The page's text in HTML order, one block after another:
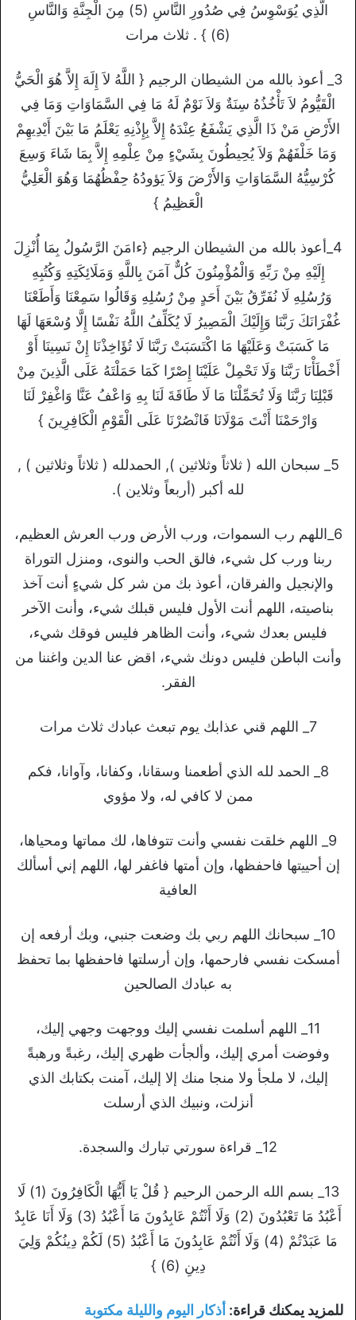
الَّذِي يُوَسْوِسُ فِي صُدُورِ النَّاسِ (5) مِنَ الْجِنَّةِ وَالنَّاسِ
(6) } . ثلاث مرات
3_ أعوذ بالله من الشيطان الرجيم { اللَّهُ لاَ إِلَهَ إِلاَّ هُوَ الْحَيُّ
الْقَيُّومُ لاَ تَأْخُذُهُ سِنَةٌ وَلاَ نَوْمٌ لَهُ مَا فِي السَّمَاوَاتِ وَمَا فِي
الأَرْضِ مَنْ ذَا الَّذِي يَشْفَعُ عِنْدَهُ إِلاَّ بِإِذْنِهِ يَعْلَمُ مَا بَيْنَ أَيْدِيهِمْ
وَمَا خَلْفَهُمْ وَلاَ يُحِيطُونَ بِشَيْءٍ مِنْ عِلْمِهِ إِلاَّ بِمَا شَاءَ وَسِعَ
كُرْسِيُّهُ السَّمَاوَاتِ وَالأَرْضَ وَلاَ يَؤودُهُ حِفْظُهُمَا وَهُوَ الْعَلِيُّ
الْعَظِيمُ }
4_أعوذ بالله من الشيطان الرجيم {ءامَنَ الرَّسُولُ بِمَا أُنْزِلَ
إِلَيْهِ مِنْ رَبِّهِ وَالْمُؤْمِنُونَ كُلٌّ آمَنَ بِاللَّهِ وَمَلَائِكَتِهِ وَكُتُبِهِ
وَرُسُلِهِ لَا نُفَرِّقُ بَيْنَ أَحَدٍ مِنْ رُسُلِهِ وَقَالُوا سَمِعْنَا وَأَطَعْنَا
غُفْرَانَكَ رَبَّنَا وَإِلَيْكَ الْمَصِيرُ لَا يُكَلِّفُ اللَّهُ نَفْسًا إِلَّا وُسْعَهَا لَهَا
مَا كَسَبَتْ وَعَلَيْهَا مَا اكْتَسَبَتْ رَبَّنَا لَا تُؤَاخِذْنَا إِنْ نَسِينَا أَوْ
أَخْطَأْنَا رَبَّنَا وَلَا تَحْمِلْ عَلَيْنَا إِصْرًا كَمَا حَمَلْتَهُ عَلَى الَّذِينَ مِنْ
قَبْلِنَا رَبَّنَا وَلَا تُحَمِّلْنَا مَا لَا طَاقَةَ لَنَا بِهِ وَاعْفُ عَنَّا وَاغْفِرْ لَنَا
وَارْحَمْنَا أَنْتَ مَوْلَانَا فَانْصُرْنَا عَلَى الْقَوْمِ الْكَافِرِينَ }
5_ سبحان الله ( ثلاثاً وثلاثين ), الحمدلله ( ثلاثاً وثلاثين ) ,
لله أكبر (أربعاً وثلاين ).
6_اللهم رب السموات، ورب الأرض ورب العرش العظيم،
ربنا ورب كل شيء، فالق الحب والنوى، ومنزل التوراة
والإنجيل والفرقان، أعوذ بك من شر كل شيءٍ أنت آخذ
بناصيته، اللهم أنت الأول فليس قبلك شيء، وأنت الآخر
فليس بعدك شيء، وأنت الظاهر فليس فوقك شيء،
وأنت الباطن فليس دونك شيء، اقض عنا الدين واغننا من
الفقر.
7_ اللهم قني عذابك يوم تبعث عبادك ثلاث مرات
8_ الحمد لله الذي أطعمنا وسقانا، وكفانا، وآوانا، فكم
ممن لا كافي له، ولا مؤوي
9_ اللهم خلقت نفسي وأنت تتوفاها، لك مماتها ومحياها،
إن أحييتها فاحفظها، وإن أمتها فاغفر لها، اللهم إني أسألك
العافية
10_ سبحانك اللهم ربي بك وضعت جنبي، وبك أرفعه إن
أمسكت نفسي فارحمها، وإن أرسلتها فاحفظها بما تحفظ
به عبادك الصالحين
11_ اللهم أسلمت نفسي إليك ووجهت وجهي إليك،
وفوضت أمري إليك، وألجأت ظهري إليك، رغبةً ورهبةً
إليك، لا ملجأ ولا منجا منك إلا إليك، آمنت بكتابك الذي
أنزلت، ونبيك الذي أرسلت
12_ قراءة سورتي تبارك والسجدة.
13_ بسم الله الرحمن الرحيم { قُلْ يَا أَيُّهَا الْكَافِرُونَ (1) لَا
أَعْبُدُ مَا تَعْبُدُونَ (2) وَلَا أَنْتُمْ عَابِدُونَ مَا أَعْبُدُ (3) وَلَا أَنَا عَابِدٌ
مَا عَبَدْتُمْ (4) وَلَا أَنْتُمْ عَابِدُونَ مَا أَعْبُدُ (5) لَكُمْ دِينُكُمْ وَلِيَ
دِينِ (6) }
للمزيد يمكنك قراءة: أذكار اليوم والليلة مكتوبة